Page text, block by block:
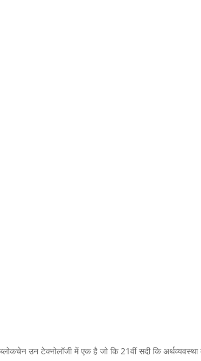
ब्लोकचेन उन टेक्नोलॉजी में एक है जो कि 21वीं सदी कि अर्थव्यवस्था